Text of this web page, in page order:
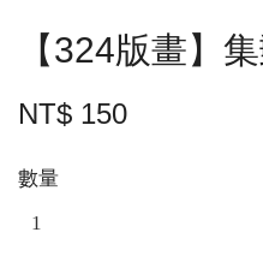
【324版畫】
NT$ 150
數量